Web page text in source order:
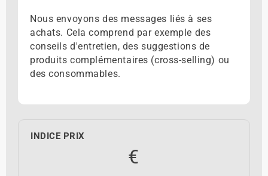
Nous envoyons des messages liés à ses
achats. Cela comprend par exemple des
conseils d'entretien, des suggestions de
produits complémentaires (cross-selling) ou
des consommables.
INDICE PRIX
€